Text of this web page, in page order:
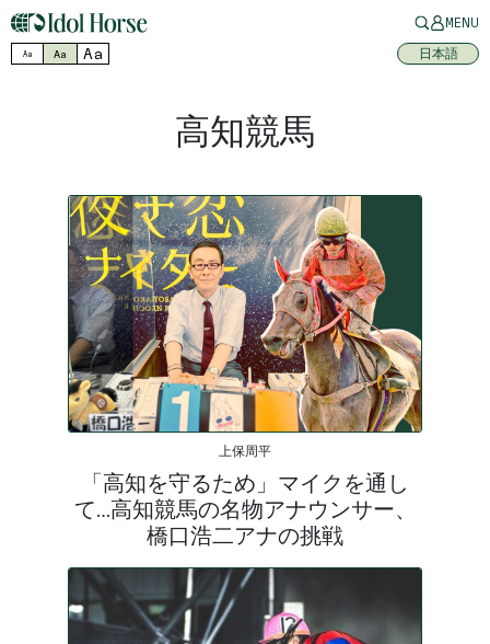
MENU
Aa Aa Aa 日本語
高知競馬
上保周平
「高知を守るため」マイクを通し
て…高知競馬の名物アナウンサー、
橋口浩二アナの挑戦